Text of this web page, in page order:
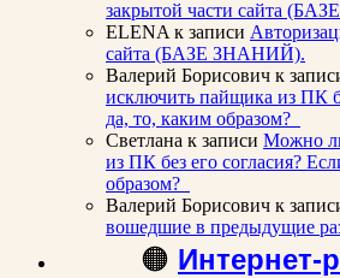
закрытой части сайта
ELENA к записи
сайта (БАЗЕ ЗНАНИЙ).
Валерий Борисович к
исключить пайщика из ПК
да, то, каким образом?
Светлана к записи Можно
из ПК без его согласия?
образом?
Валерий Борисович к
вошедшие в предыдущие
🟠 Интернет-